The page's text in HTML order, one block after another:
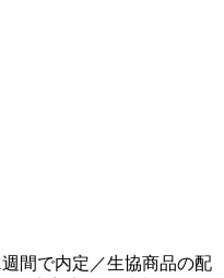
間で内定／生協商品の配